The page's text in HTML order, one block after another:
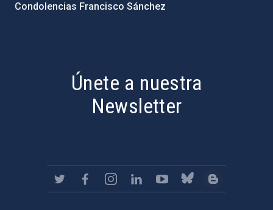
Condolencias Francisco Sánchez
Únete a nuestra
Newsletter